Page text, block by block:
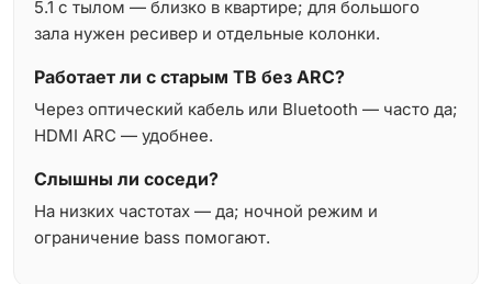
5.1 с тылом — близко в квартире; для большого
зала нужен ресивер и отдельные колонки.
Работает ли с старым ТВ без ARC?
Через оптический кабель или Bluetooth — часто да;
HDMI ARC — удобнее.
Слышны ли соседи?
На низких частотах — да; ночной режим и
ограничение bass помогают.